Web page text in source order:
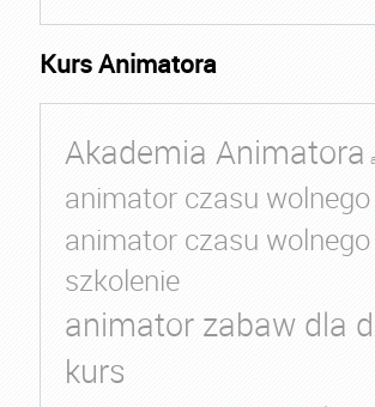
Kurs Animatora
Akademia Animatora
animator czasu
animator czasu wolnego
szkolenie
animator zabaw dla
kurs